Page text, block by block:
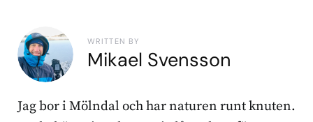
WRITTEN BY
Mikael Svensson
Jag bor i Mölndal och har naturen runt knuten.